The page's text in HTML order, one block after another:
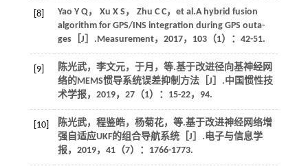
[8] Yao Y Q， Xu X S ， Zhu C C， et al.A hybrid fusion
algorithm for GPS/INS integration during GPS outa-
ges［J］.Measurement， 2017， 103（1）：42-51.
[9] 陈光武，李文元，于月， 等.基于改进径向基神经网
络的MEMS惯导系统误差抑制方法［J］.中国惯性技
术学报， 2019， 27（1）：15-22，94.
[10] 陈光武，程鉴皓，杨菊花， 等.基于改进神经网络增
强自适应UKF的组合导航系统［J］.电子与信息学
报， 2019， 41（7）：1766-1773.